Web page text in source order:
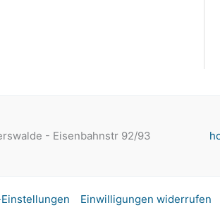
- Eisenbahnstr 92/93
Einwilligungen widerrufen